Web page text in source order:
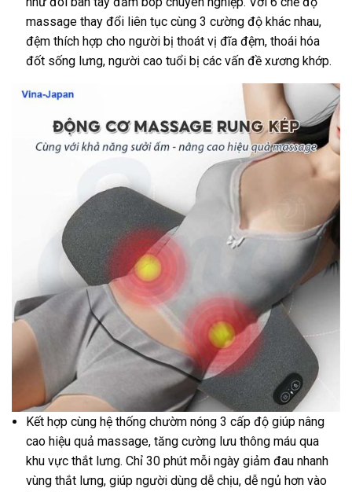
massage thay đổi liên tục cùng 3 cường độ khác nhau,
đệm thích hợp cho người bị thoát vị đĩa đệm, thoái hóa
đốt sống lưng, người cao tuổi bị các vấn đề xương khớp.
Kết hợp cùng hệ thống chườm nóng 3 cấp độ giúp nâng
cao hiệu quả massage, tăng cường lưu thông máu qua
khu vực thắt lưng. Chỉ 30 phút mỗi ngày giảm đau nhanh
vùng thắt lưng, giúp người dùng dễ chịu, dễ ngủ hơn vào